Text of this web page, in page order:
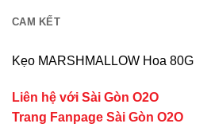
CAM KẾT
Kẹo MARSHMALLOW Hoa 80G
Liên hệ với Sài Gòn O2O
Trang Fanpage Sài Gòn O2O